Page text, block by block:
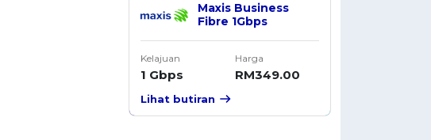
Maxis Business
Fibre 1Gbps
Kelajuan
1 Gbps
Harga
RM349.00
Lihat butiran